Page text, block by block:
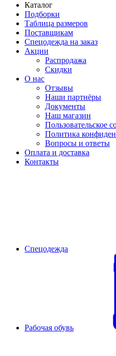
Каталог
Подборки
Таблица размеров
Поставщикам
Спецодежда на заказ
Акции
Распродажа
Скидки
О нас
Отзывы
Наши партнёры
Документы
Наш магазин
Пользовательское
Политика
Вопросы и ответы
Оплата и доставка
Контакты
Спецодежда
Рабочая обувь